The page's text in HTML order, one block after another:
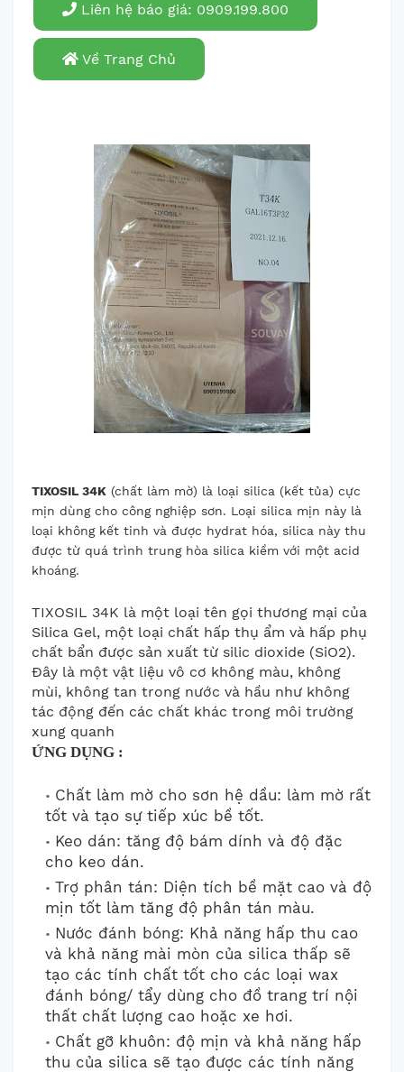
Liên hệ báo giá: 0909.199.800
Về Trang Chủ
TIXOSIL 34K (chất làm mờ) là loại silica (kết tủa) cực
mịn dùng cho công nghiệp sơn. Loại silica mịn này là
loại không kết tinh và được hydrat hóa, silica này thu
được từ quá trình trung hòa silica kiềm với một acid
khoáng.
TIXOSIL 34K là một loại tên gọi thương mại của
Silica Gel, một loại chất hấp thụ ẩm và hấp phụ
chất bẩn được sản xuất từ silic dioxide (SiO2).
Đây là một vật liệu vô cơ không màu, không
mùi, không tan trong nước và hầu như không
tác động đến các chất khác trong môi trường
xung quanh
ỨNG DỤNG :
Chất làm mờ cho sơn hệ dầu: làm mờ rất
tốt và tạo sự tiếp xúc bề tốt.
Keo dán: tăng độ bám dính và độ đặc
cho keo dán.
Trợ phân tán: Diện tích bề mặt cao và độ
mịn tốt làm tăng độ phân tán màu.
Nước đánh bóng: Khả năng hấp thu cao
và khả năng mài mòn của silica thấp sẽ
tạo các tính chất tốt cho các loại wax
đánh bóng/ tẩy dùng cho đồ trang trí nội
thất chất lượng cao hoặc xe hơi.
Chất gỡ khuôn: độ mịn và khả năng hấp
thu của silica sẽ tạo được các tính năng